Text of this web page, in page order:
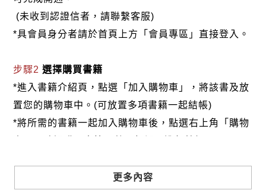
(未收到認證信者，請聯繫客服)
*具會員身分者請於首頁上方「會員專區」直接登入。
步驟2選擇購買書籍
*進入書籍介紹頁，點選「加入購物車」，將該書及放
置您的購物車中。(可放置多項書籍一起結帳)
*將所需的書籍一起加入購物車後，點選右上角「購物
更多內容